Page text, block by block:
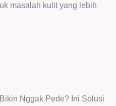
masalah kulit yang lebih
Nggak Pede? Ini Solusi